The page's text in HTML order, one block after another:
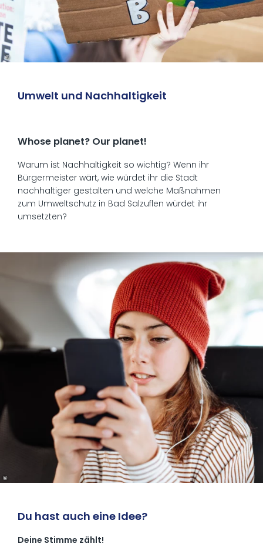
©
Umwelt und Nachhaltigkeit
Whose planet? Our planet!
Warum ist Nachhaltigkeit so wichtig? Wenn ihr
Bürgermeister wärt, wie würdet ihr die Stadt
nachhaltiger gestalten und welche Maßnahmen
zum Umweltschutz in Bad Salzuflen würdet ihr
umsetzten?
©
Du hast auch eine Idee?
Deine Stimme zählt!